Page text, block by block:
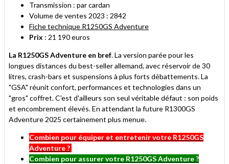
Transmission : par cardan
Volume de ventes 2023 : 2842
Fiche technique R1250GS Adventure
Prix : 21 190 euros
La R1250GS Adventure en bref. La version parée pour les
longues distances du best-seller allemand, avec réservoir de 30
litres, crash-bars et suspensions à plus forts débattements. La
"GSA" réunit confort, performances et technologies dans un
"gros" coffret. C'est d'ailleurs son seul véritable défaut : son poids
et encombrement élevés. En attendant la future R1300GS
Adventure 2025 certainement plus menue.
Combien pour équiper et entretenir votre R1250GS
Adventure ?
Combien pour assurer votre R1250GS Adventure ?